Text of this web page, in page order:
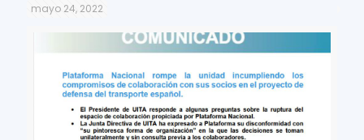
mayo 24, 2022